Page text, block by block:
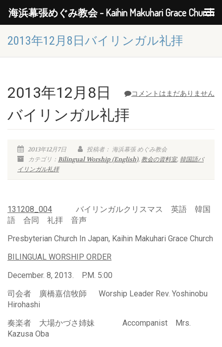
2013年12月8日バイリンガル礼拝
コメントはまだありません
2013年12月8日
バイリンガル礼拝
2013年12月7日
投稿者： 海浜幕張 めぐみ教会
カテゴリ： Bilingual Worship (English), 教会の資料室, 韓国語バ
イリンガル礼拝
131208_004 バイリンガルクリスマス 英語 韓国
語 合同 礼拝 音声
Presbyterian Church In Japan, Kaihin Makuhari Grace Church
BILINGUAL WORSHIP ORDER
December. 8, 2013. P.M. 5:00
司会者 廣橋嘉信牧師 Worship Leader Rev. Yoshinobu
Hirohashi
奏楽者 大場かづさ姉妹 Accompanist Mrs.
Kazusa Oba
海浜幕張めぐみ教会 - Kaihin Makuhari Grace Church